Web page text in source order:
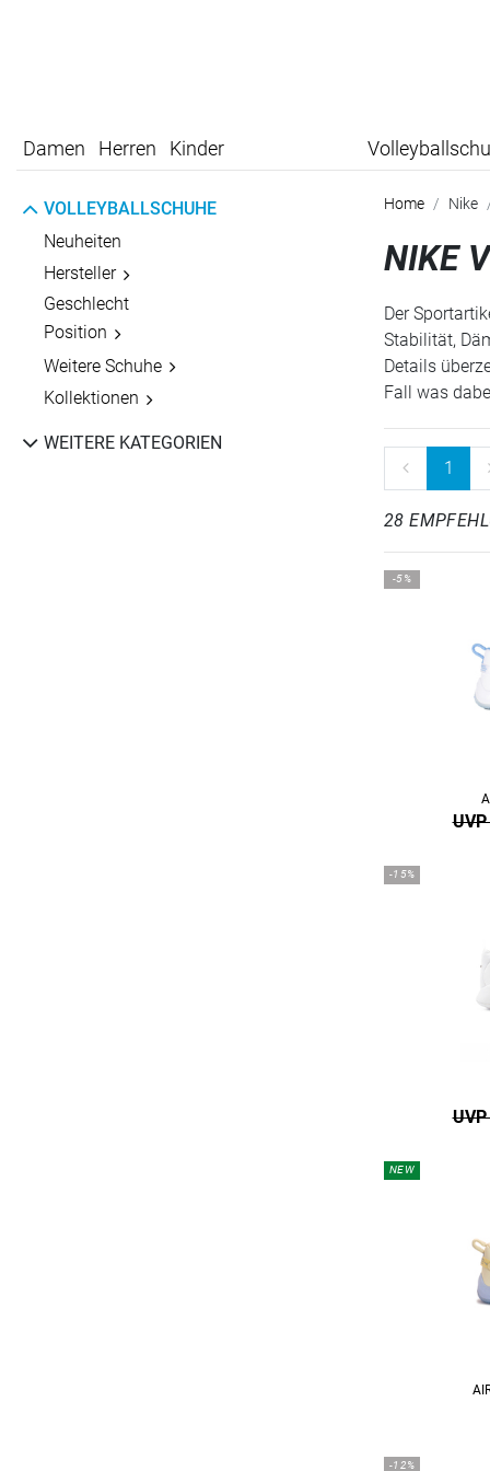
Damen Herren Kinder
VOLLEYBALLSCHUHE
Neuheiten
Hersteller
Geschlecht
Position
Weitere Schuhe
Kollektionen
WEITERE KATEGORIEN
Home Nike
NIKE
Der
Stabilität,
Details
Fall was
1
28
-5%
-15%
NEW
-12%